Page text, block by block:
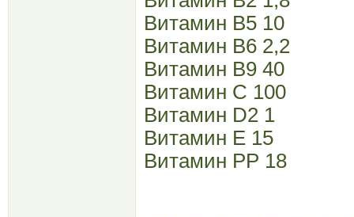
Витамин В5 10
Витамин В6 2,2
Витамин В9 40
Витамин С 100
Витамин D2 1
Витамин Е 15
Витамин РР 18